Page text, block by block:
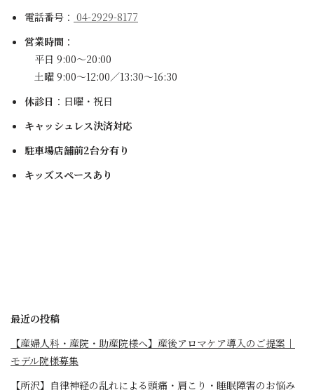
電話番号： 04-2929-8177
営業時間 ：
平日 9:00～20:00
土曜 9:00～12:00／13:30～16:30
休診日 ：日曜・祝日
キャッシュレス決済対応
駐車場店舗前2台分有り
キッズスペースあり
最近の投稿
【産婦人科・産院・助産院様へ】産後アロマケア導入のご提案｜
モデル院様募集
【所沢】自律神経の乱れによる頭痛・肩こり・睡眠障害のお悩み